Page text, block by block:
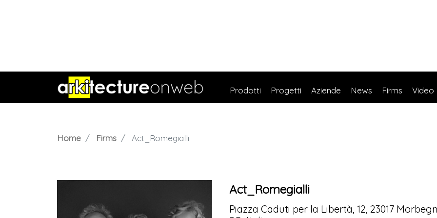
Prodotti Progetti Aziende News Firms Video
Home Firms Act_Romegialli
Act_Romegialli
Piazza Caduti per la Libertà, 12, 23017